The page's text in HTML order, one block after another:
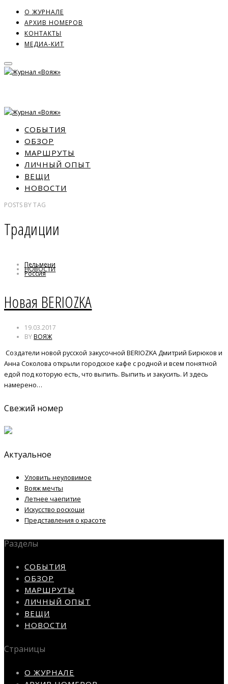
О ЖУРНАЛЕ
АРХИВ НОМЕРОВ
КОНТАКТЫ
МЕДИА-КИТ
СОБЫТИЯ
ОБЗОР
МАРШРУТЫ
ЛИЧНЫЙ ОПЫТ
ВЕЩИ
НОВОСТИ
POSTS BYTAG
Традиции
НОВОСТИ
Пельмени
Россия
Новая BERIOZKA
19.03.2017
BYВОЯЖ
Создатели новой русской закусочной BERIOZKA Дмитрий Бирюков и
Анна Соколова открыли городское кафе с родной и всем понятной
едой под которую есть, что выпить. Выпить и закусить. И здесь
намерено…
Свежий номер
Актуальное
Уловить неуловимое
Вояж мечты
Летнее чаепитие
Искусство роскоши
Представления о красоте
Разделы
СОБЫТИЯ
ОБЗОР
МАРШРУТЫ
ЛИЧНЫЙ ОПЫТ
ВЕЩИ
НОВОСТИ
Страницы
О ЖУРНАЛЕ